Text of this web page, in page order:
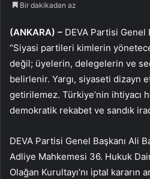
Bir dakikadan az
(ANKARA) – DEVA Partisi Genel
“Siyasi partileri kimlerin
değil; üyelerin, delegelerin ve
belirlenir. Yargı, siyaseti dizayn
getirilemez. Türkiye’nin ihtiyacı
demokratik rekabet ve sandık
DEVA Partisi Genel Başkanı Ali
Adliye Mahkemesi 36. Hukuk
Olağan Kurultayı’nı iptal kararın